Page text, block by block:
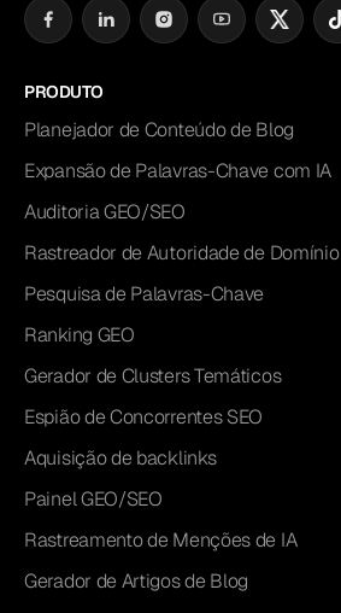
PRODUTO
Planejador de Conteúdo de Blog
Expansão de Palavras-Chave com IA
Auditoria GEO/SEO
Rastreador de Autoridade de Domínio
Pesquisa de Palavras-Chave
Ranking GEO
Gerador de Clusters Temáticos
Espião de Concorrentes SEO
Aquisição de backlinks
Painel GEO/SEO
Rastreamento de Menções de IA
Gerador de Artigos de Blog